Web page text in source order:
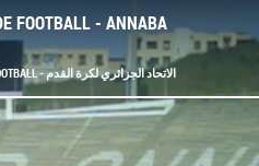
FOOTBALL - ANNABA
FÉDÉRATION ALGÉRIENNE DE FOOTBALL - الاتحاد الجزائري لكرة القدم